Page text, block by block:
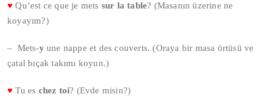
♥ Qu’est ce que je mets sur la table? (Masanın üzerine ne
koyayım?)
– Mets-yune nappe et des couverts. (Oraya bir masa örtüsü ve
çatal bıçak takımı koyun.)
♥ Tu es chez toi? (Evde misin?)